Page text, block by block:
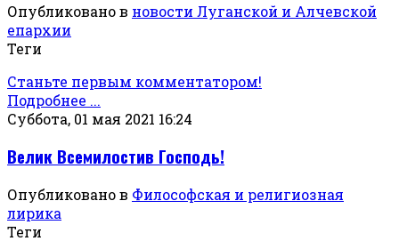
Опубликовано в новости Луганской и Алчевской
епархии
Теги
Станьте первым комментатором!
Подробнее ...
Суббота, 01 мая 2021 16:24
Велик Всемилостив Господь!
Опубликовано в Философская и религиозная
лирика
Теги